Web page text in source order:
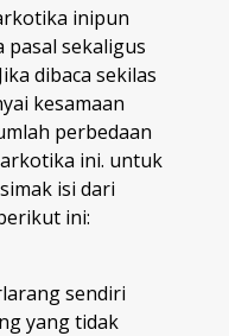
inipun
sekaligus
dibaca sekilas
kesamaan
perbedaan
ini. untuk
isi dari
ini:
sendiri
yang tidak